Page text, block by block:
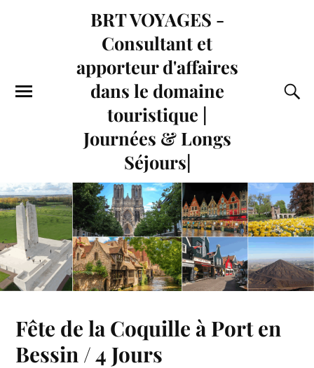
BRT VOYAGES -
Consultant et
apporteur d'affaires
dans le domaine
touristique |
Journées & Longs
Séjours|
Fête de la Coquille à Port en
Bessin / 4 Jours